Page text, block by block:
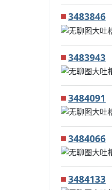
3483846
3483943
3484091
3484066
3484133